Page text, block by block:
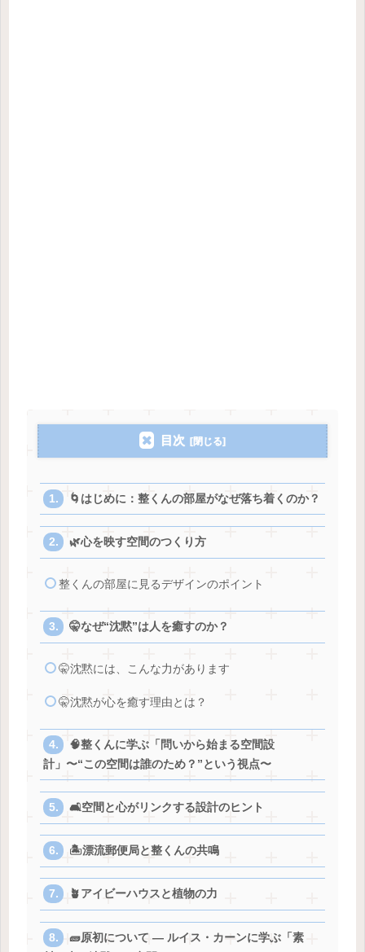
目次
🌀はじめに：整くんの部屋がなぜ落ち着くのか？
🌿心を映す空間のつくり方
整くんの部屋に見るデザインのポイント
🤫なぜ“沈黙”は人を癒すのか？
🤫沈黙には、こんな力があります
🤫沈黙が心を癒す理由とは？
🧠整くんに学ぶ「問いから始まる空間設
計」〜“この空間は誰のため？”という視点〜
🛋️空間と心がリンクする設計のヒント
🏝️漂流郵便局と整くんの共鳴
🪴アイビーハウスと植物の力
🧱原初について ― ルイス・カーンに学ぶ「素